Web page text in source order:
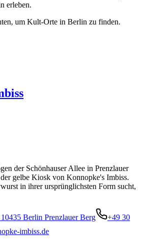
erleben.
um Kult-Orte in Berlin zu finden.
der Schönhauser Allee in Prenzlauer
gelbe Kiosk von Konnopke's Imbiss.
in ihrer ursprünglichsten Form sucht,
Berlin Prenzlauer Berg
+49 30
imbiss.de